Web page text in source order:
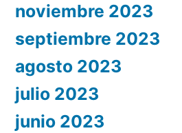
noviembre 2023
septiembre 2023
agosto 2023
julio 2023
junio 2023